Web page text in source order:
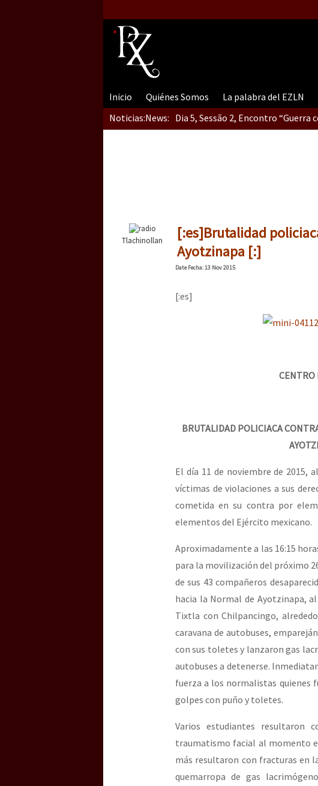
Inicio Quiénes Somos La palabra del EZLN
Noticias:News: Dia 5, Sessão 2, Encontro “Guerra
Dia 3 do Encontro “Guerra contra a
Dia 2 do Encontro “Guerra contra
Dia 1: Encontro “Guerra contra a
[CDMX – 20 julio] Jornadas
“Sonhando a Terra do Bem Virá”
Se o México sabe, que o mundo
[25 abr – CDMX] Tokín por el CNI:
Tlachinollan
[:es]Brutalidad
Ayotzinapa [:]
DateFecha: 13 Nov 2015
[:es]
CENTRO
BRUTALIDAD POLICIACA
El día 11 de noviembre de 2015,
víctimas de violaciones a sus
cometida en su contra por
elementos del Ejército mexicano.
Aproximadamente a las 16:15
para la movilización del próximo
de sus 43 compañeros
hacia la Normal de Ayotzinapa,
Tixtla con Chilpancingo,
caravana de autobuses,
con sus toletes y lanzaron gas
autobuses a detenerse.
fuerza a los normalistas quienes
golpes con puño y toletes.
Varios estudiantes resultaron
traumatismo facial al momento
más resultaron con fracturas en
quemarropa de gas